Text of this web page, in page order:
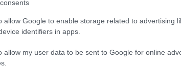
allow Google to enable storage related to advertising
identifiers in apps.
allow my user data to be sent to Google for online
del suo Paese, ha affermato che la
“brutto scherzo”. “l’82% delle esportazioni
iraniani non producono nulla di cui i
a parte il petrolio, e questo è soggetto a
Ciò che preoccupa è che Ortega stia